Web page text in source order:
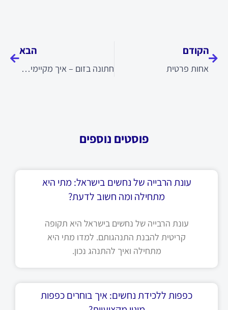
הקודם
אחות פרטית
הבא
חתונה בזום – איך מקיימים טקס חתונה וירטואלי?
פוסטים נוספים
עונת הרבייה של נחשים בישראל: מתי היא
מתחילה ומה חשוב לדעת?
עונת הרבייה של נחשים בישראל היא תקופה
קריטית להבנת התנהגותם. למדו מתי היא
מתחילה ואיך להתנהג נכון.
כפפות ללכידת נחשים: איך בוחרים כפפות